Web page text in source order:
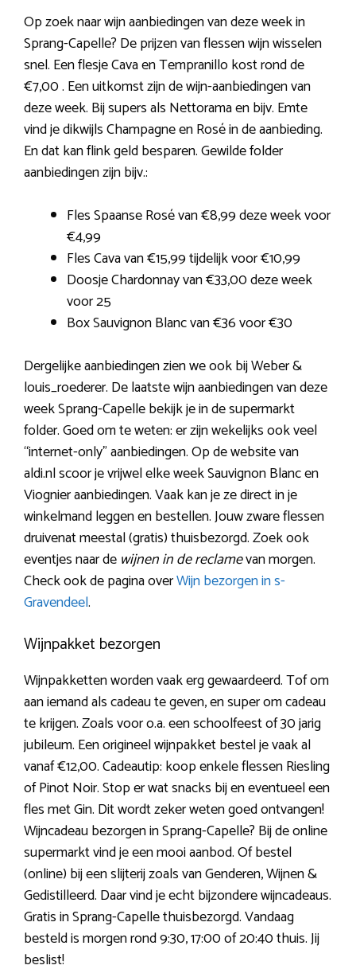
Op zoek naar wijn aanbiedingen van deze week in
Sprang-Capelle? De prijzen van flessen wijn wisselen
snel. Een flesje Cava en Tempranillo kost rond de
€7,00 . Een uitkomst zijn de wijn-aanbiedingen van
deze week. Bij supers als Nettorama en bijv. Emte
vind je dikwijls Champagne en Rosé in de aanbieding.
En dat kan flink geld besparen. Gewilde folder
aanbiedingen zijn bijv.:
Fles Spaanse Rosé van €8,99 deze week voor
€4,99
Fles Cava van €15,99 tijdelijk voor €10,99
Doosje Chardonnay van €33,00 deze week
voor 25
Box Sauvignon Blanc van €36 voor €30
Dergelijke aanbiedingen zien we ook bij Weber &
louis_roederer. De laatste wijn aanbiedingen van deze
week Sprang-Capelle bekijk je in de supermarkt
folder. Goed om te weten: er zijn wekelijks ook veel
“internet-only” aanbiedingen. Op de website van
aldi.nl scoor je vrijwel elke week Sauvignon Blanc en
Viognier aanbiedingen. Vaak kan je ze direct in je
winkelmand leggen en bestellen. Jouw zware flessen
druivenat meestal (gratis) thuisbezorgd. Zoek ook
eventjes naar de wijnen in de reclamevan morgen.
Check ook de pagina overWijn bezorgen in s-
Gravendeel.
Wijnpakket bezorgen
Wijnpakketten worden vaak erg gewaardeerd. Tof om
aan iemand als cadeau te geven, en super om cadeau
te krijgen. Zoals voor o.a. een schoolfeest of 30 jarig
jubileum. Een origineel wijnpakket bestel je vaak al
vanaf €12,00. Cadeautip: koop enkele flessen Riesling
of Pinot Noir. Stop er wat snacks bij en eventueel een
fles met Gin. Dit wordt zeker weten goed ontvangen!
Wijncadeau bezorgen in Sprang-Capelle? Bij de online
supermarkt vind je een mooi aanbod. Of bestel
(online) bij een slijterij zoals van Genderen, Wijnen &
Gedistilleerd. Daar vind je echt bijzondere wijncadeaus.
Gratis in Sprang-Capelle thuisbezorgd. Vandaag
besteld is morgen rond 9:30, 17:00 of 20:40 thuis. Jij
beslist!